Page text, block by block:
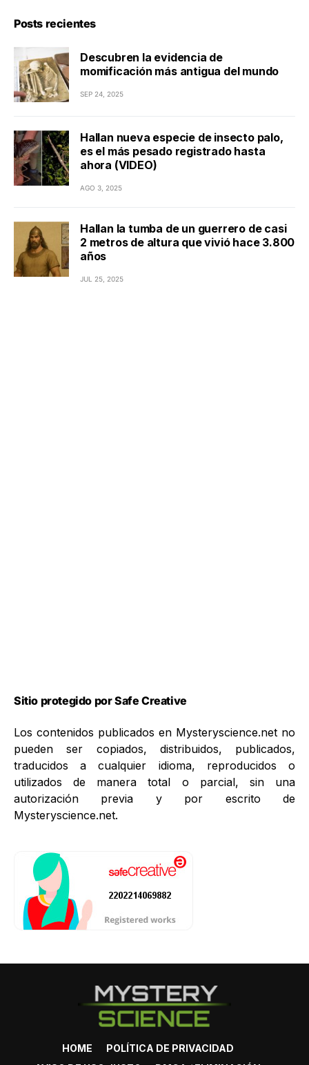
Posts recientes
Descubren la evidencia de
momificación más antigua del mundo
SEP 24, 2025
Hallan nueva especie de insecto palo,
es el más pesado registrado hasta
ahora (VIDEO)
AGO 3, 2025
Hallan la tumba de un guerrero de casi
2 metros de altura que vivió hace 3.800
años
JUL 25, 2025
Sitio protegido por Safe Creative
Los contenidos publicados en Mysteryscience.net no
pueden ser copiados, distribuidos, publicados,
traducidos a cualquier idioma, reproducidos o
utilizados de manera total o parcial, sin una
autorización previa y por escrito de
Mysteryscience.net.
HOME
POLÍTICA DE PRIVACIDAD